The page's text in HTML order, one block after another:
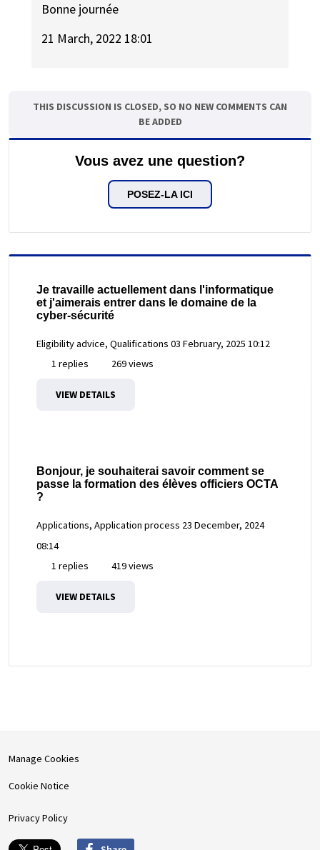
Bonne journée
21 March, 2022 18:01
THIS DISCUSSION IS CLOSED, SO NO NEW COMMENTS CAN
BE ADDED
Vous avez une question?
POSEZ-LA ICI
Je travaille actuellement dans l'informatique
et j'aimerais entrer dans le domaine de la
cyber-sécurité
Eligibility advice, Qualifications 03 February, 2025 10:12
1 replies
269 views
VIEW DETAILS
Bonjour, je souhaiterai savoir comment se
passe la formation des élèves officiers OCTA
?
Applications, Application process 23 December, 2024
08:14
1 replies
419 views
VIEW DETAILS
Manage Cookies
Cookie Notice
Privacy Policy